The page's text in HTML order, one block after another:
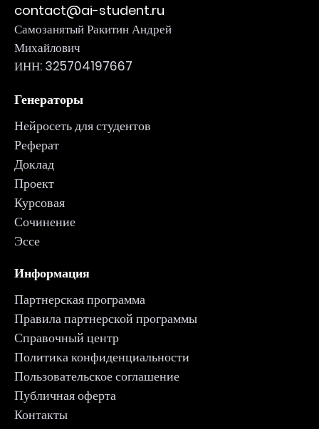
contact@ai-student.ru
Самозанятый Ракитин Андрей
Михайлович
ИНН: 325704197667
Генераторы
Нейросеть для студентов
Реферат
Доклад
Проект
Курсовая
Сочинение
Эссе
Информация
Партнерская программа
Правила партнерской программы
Справочный центр
Политика конфиденциальности
Пользовательское соглашение
Публичная оферта
Контакты